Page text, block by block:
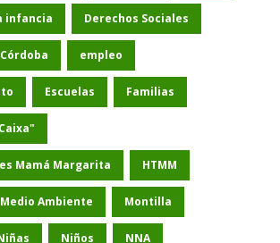
infancia Derechos Sociales
empleo
Escuelas Familias
Mamá Margarita HTMM
Medio Ambiente Montilla
Niños NNA